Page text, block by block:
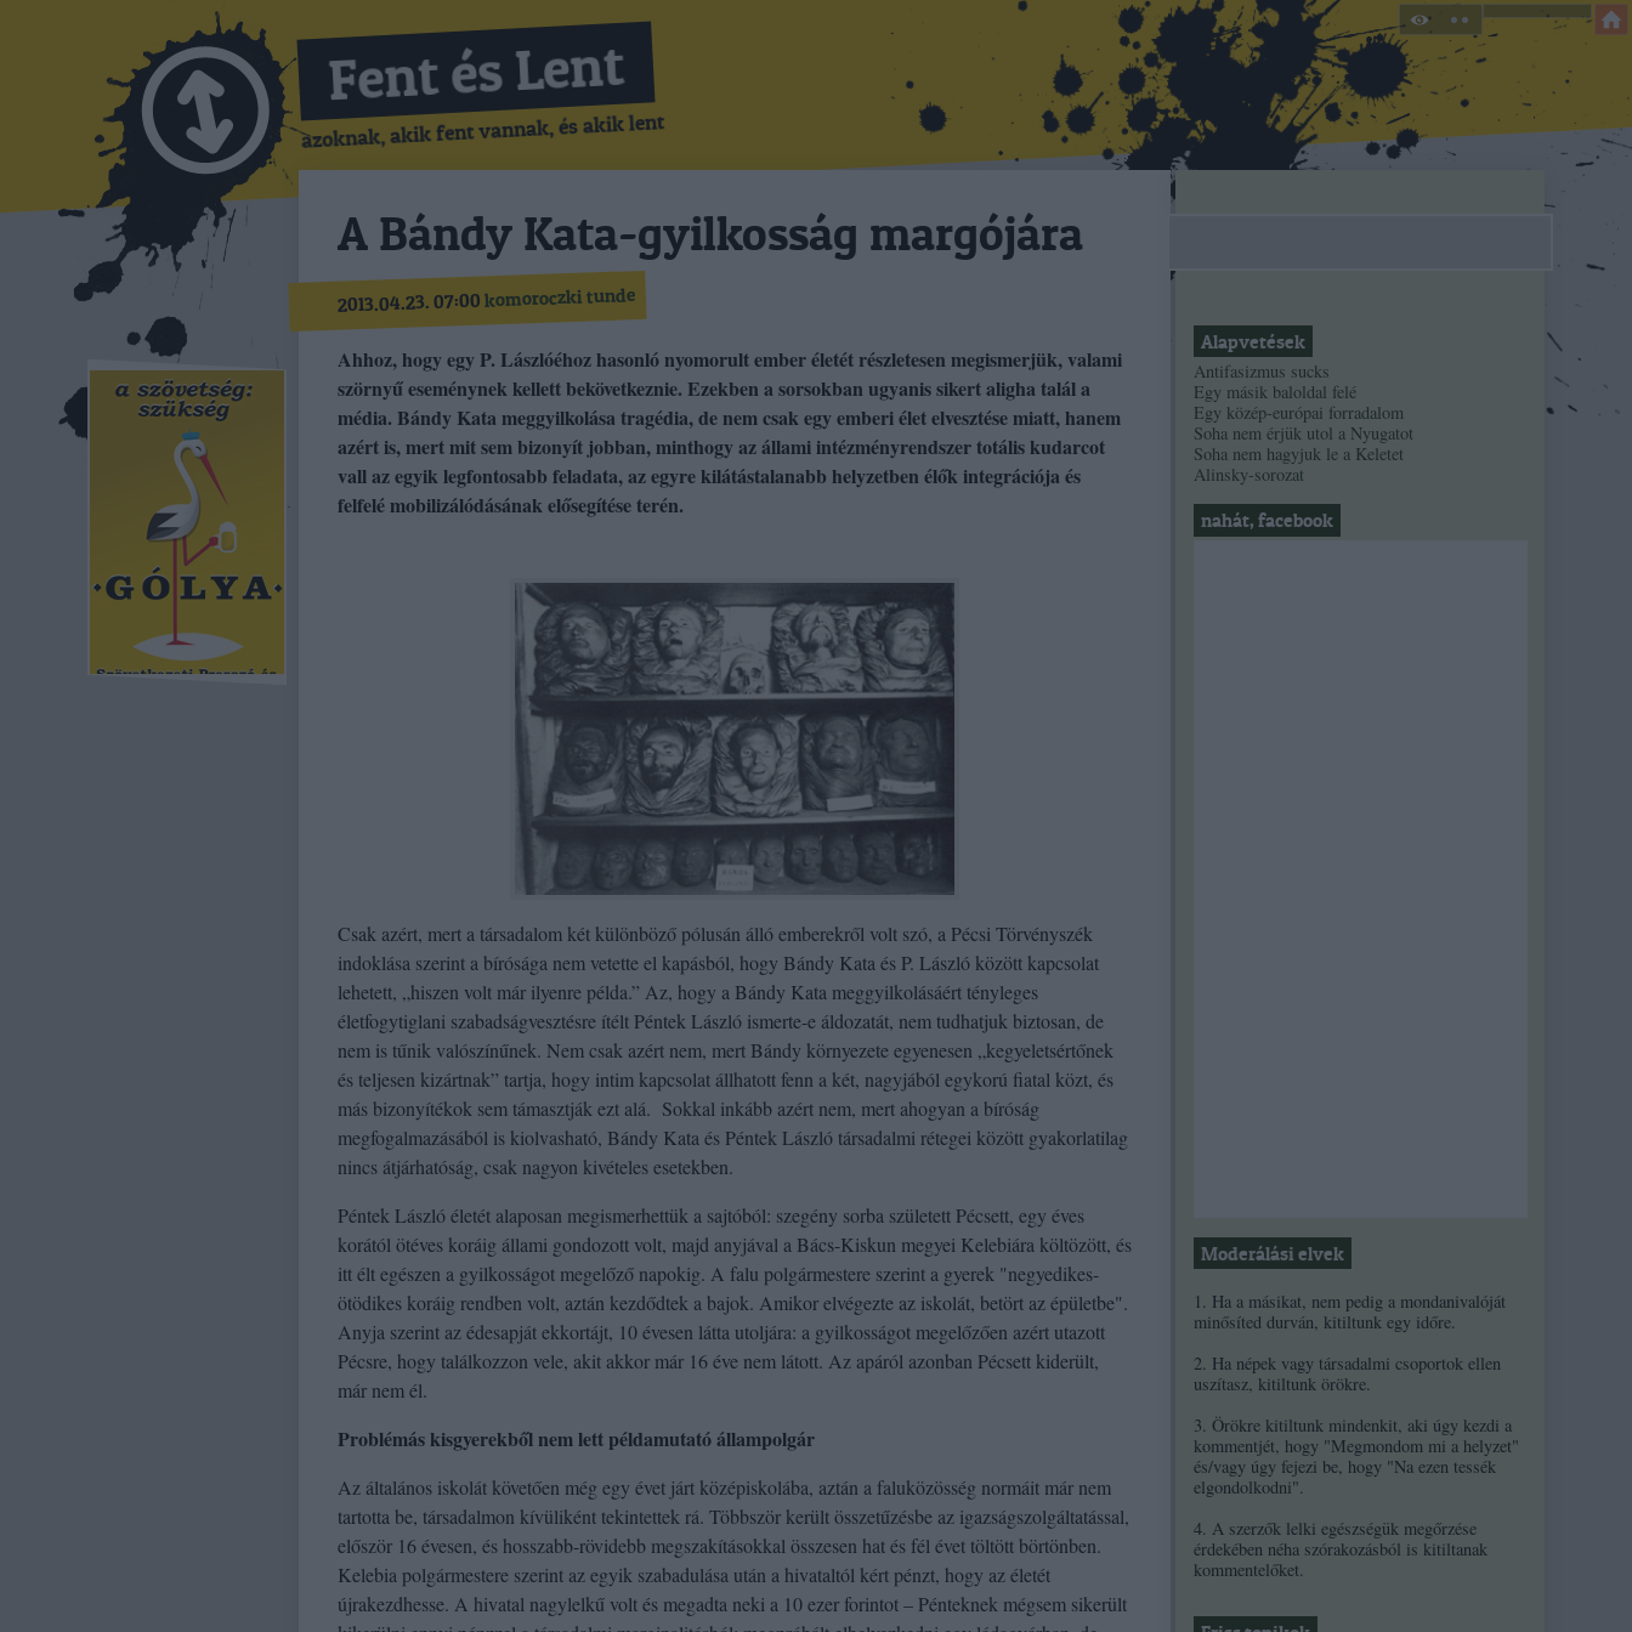
Fent és Lent
azoknak, akik fent vannak, és akik lent
A Bándy Kata-gyilkosság margójára
2013.04.23. 07:00komoroczki tunde
Ahhoz, hogy egy P. Lászlóéhoz hasonló nyomorult ember életét részletesen megismerjük, valami
szörnyű eseménynek kellett bekövetkeznie. Ezekben a sorsokban ugyanis sikert aligha talál a
média. Bándy Kata meggyilkolása tragédia, de nem csak egy emberi élet elvesztése miatt, hanem
azért is, mert mit sem bizonyít jobban, minthogy az állami intézményrendszer totális kudarcot
vall az egyik legfontosabb feladata, az egyre kilátástalanabb helyzetben élők integrációja és
felfelé mobilizálódásának elősegítése terén.
Csak azért, mert a társadalom két különböző pólusán álló emberekről volt szó, a Pécsi Törvényszék
indoklása szerint a bírósága nem vetette el kapásból, hogy Bándy Kata és P. László között kapcsolat
lehetett, „hiszen volt már ilyenre példa.” Az, hogy a Bándy Kata meggyilkolásáért tényleges
életfogytiglani szabadságvesztésre ítélt Péntek László ismerte-e áldozatát, nem tudhatjuk biztosan, de
nem is tűnik valószínűnek. Nem csak azért nem, mert Bándy környezete egyenesen „kegyeletsértőnek
és teljesen kizártnak” tartja, hogy intim kapcsolat állhatott fenn a két, nagyjából egykorú fiatal közt, és
más bizonyítékok sem támasztják ezt alá. Sokkal inkább azért nem, mert ahogyan a bíróság
megfogalmazásából is kiolvasható, Bándy Kata és Péntek László társadalmi rétegei között gyakorlatilag
nincs átjárhatóság, csak nagyon kivételes esetekben.
Péntek László életét alaposan megismerhettük a sajtóból: szegény sorba született Pécsett, egy éves
korától ötéves koráig állami gondozott volt, majd anyjával a Bács-Kiskun megyei Kelebiára költözött, és
itt élt egészen a gyilkosságot megelőző napokig. A falu polgármestere szerint a gyerek "negyedikes-
ötödikes koráig rendben volt, aztán kezdődtek a bajok. Amikor elvégezte az iskolát, betört az épületbe".
Anyja szerint az édesapját ekkortájt, 10 évesen látta utoljára: a gyilkosságot megelőzően azért utazott
Pécsre, hogy találkozzon vele, akit akkor már 16 éve nem látott. Az apáról azonban Pécsett kiderült,
már nem él.
Problémás kisgyerekből nem lett példamutató állampolgár
Az általános iskolát követően még egy évet járt középiskolába, aztán a faluközösség normáit már nem
tartotta be, társadalmon kívüliként tekintettek rá. Többször került összetűzésbe az igazságszolgáltatással,
először 16 évesen, és hosszabb-rövidebb megszakításokkal összesen hat és fél évet töltött börtönben.
Kelebia polgármestere szerint az egyik szabadulása után a hivataltól kért pénzt, hogy az életét
újrakezdhesse. A hivatal nagylelkű volt és megadta neki a 10 ezer forintot – Pénteknek mégsem sikerült
Alapvetések
Antifasizmus sucks
Egy másik baloldal felé
Egy közép-európai forradalom
Soha nem érjük utol a Nyugatot
Soha nem hagyjuk le a Keletet
Alinsky-sorozat
nahát, facebook
Moderálási elvek
1. Ha a másikat, nem pedig a mondanivalóját
minősíted durván, kitiltunk egy időre.
2. Ha népek vagy társadalmi csoportok ellen
uszítasz, kitiltunk örökre.
3. Örökre kitiltunk mindenkit, aki úgy kezdi a
kommentjét, hogy "Megmondom mi a helyzet"
és/vagy úgy fejezi be, hogy "Na ezen tessék
elgondolkodni".
4. A szerzők lelki egészségük megőrzése
érdekében néha szórakozásból is kitiltanak
kommentelőket.